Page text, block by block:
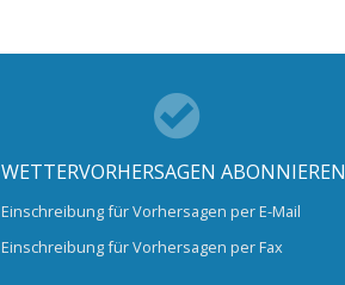
WETTERVORHERSAGEN ABONNIEREN
Einschreibung für Vorhersagen per E-Mail
Einschreibung für Vorhersagen per Fax